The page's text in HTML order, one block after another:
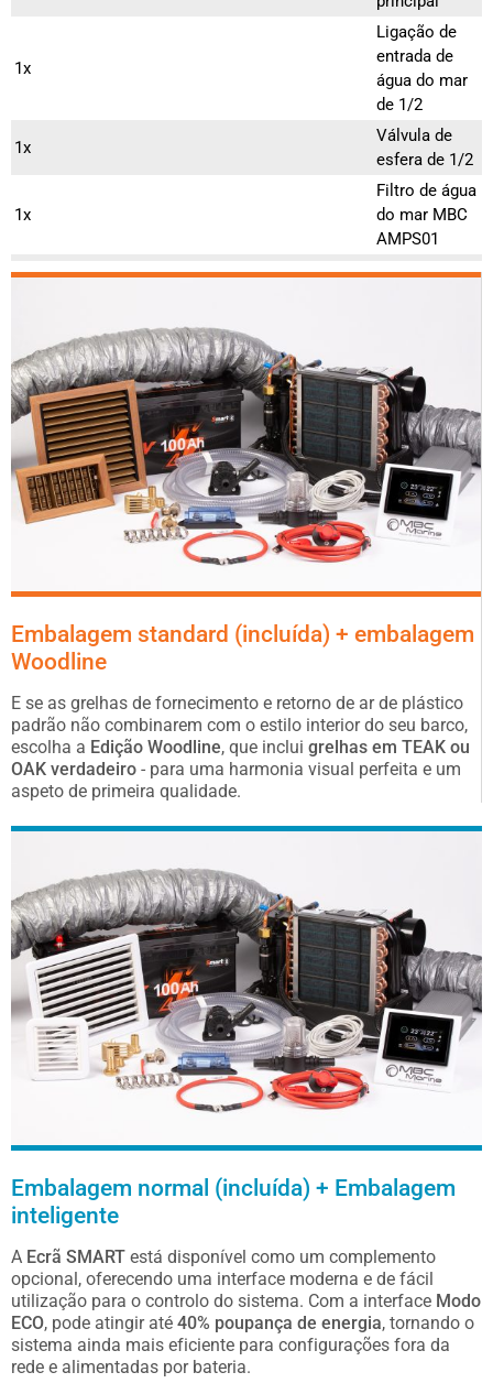
1x
Ligação de
entrada de
água do mar
de 1/2
1x
Válvula de
esfera de 1/2
1x
Filtro de água
do mar MBC
AMPS01
Conector de
1x
descarga de
água do mar
de 1/2
7x
W4 16-25
braçadeiras
de aço
inoxidável
3 metros
do mar
1x
fornecimento
de ar de
plástico de
100×100 mm
retorno de ar
mm
3 metros
conduta de ar
com
isolamento
térmico
Embalagem standard (incluída) + embalagem
Woodline
E se as grelhas de fornecimento e retorno de ar de plástico
padrão não combinarem com o estilo interior do seu barco,
escolha a Edição Woodline, que inclui grelhas em TEAK ou
OAK verdadeiro - para uma harmonia visual perfeita e um
aspeto de primeira qualidade.
Embalagem normal (incluída) + Embalagem
inteligente
A Ecrã SMART está disponível como um complemento
opcional, oferecendo uma interface moderna e de fácil
utilização para o controlo do sistema. Com a interface Modo
ECO, pode atingir até 40% poupança de energia, tornando o
sistema ainda mais eficiente para configurações fora da
rede e alimentadas por bateria.